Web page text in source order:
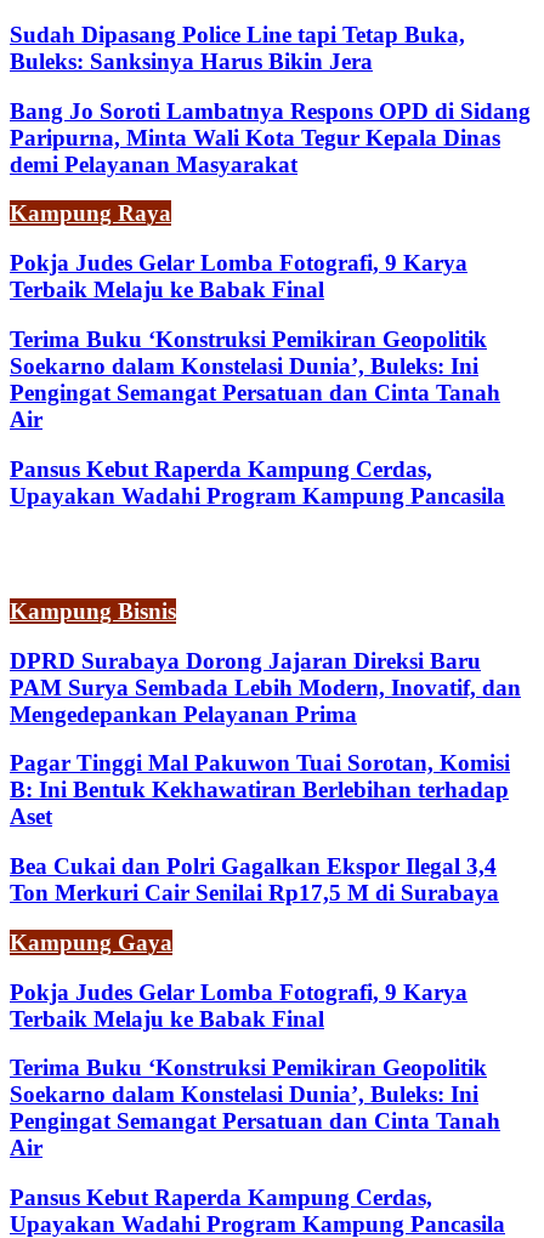
Sudah Dipasang Police Line tapi Tetap Buka,
Buleks: Sanksinya Harus Bikin Jera
Bang Jo Soroti Lambatnya Respons OPD di Sidang
Paripurna, Minta Wali Kota Tegur Kepala Dinas
demi Pelayanan Masyarakat
Kampung Raya
Pokja Judes Gelar Lomba Fotografi, 9 Karya
Terbaik Melaju ke Babak Final
Terima Buku ‘Konstruksi Pemikiran Geopolitik
Soekarno dalam Konstelasi Dunia’, Buleks: Ini
Pengingat Semangat Persatuan dan Cinta Tanah
Air
Pansus Kebut Raperda Kampung Cerdas,
Upayakan Wadahi Program Kampung Pancasila
Kampung Bisnis
DPRD Surabaya Dorong Jajaran Direksi Baru
PAM Surya Sembada Lebih Modern, Inovatif, dan
Mengedepankan Pelayanan Prima
Pagar Tinggi Mal Pakuwon Tuai Sorotan, Komisi
B: Ini Bentuk Kekhawatiran Berlebihan terhadap
Aset
Bea Cukai dan Polri Gagalkan Ekspor Ilegal 3,4
Ton Merkuri Cair Senilai Rp17,5 M di Surabaya
Kampung Gaya
Pokja Judes Gelar Lomba Fotografi, 9 Karya
Terbaik Melaju ke Babak Final
Terima Buku ‘Konstruksi Pemikiran Geopolitik
Soekarno dalam Konstelasi Dunia’, Buleks: Ini
Pengingat Semangat Persatuan dan Cinta Tanah
Air
Pansus Kebut Raperda Kampung Cerdas,
Upayakan Wadahi Program Kampung Pancasila